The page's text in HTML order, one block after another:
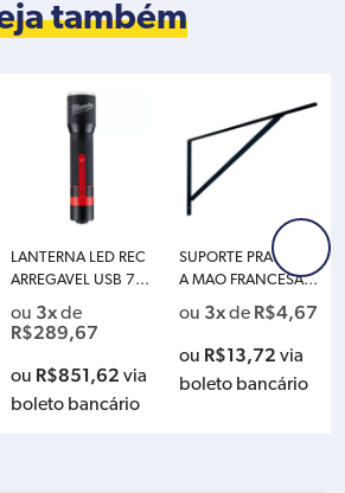
também
LANTERNA LED REC
ARREGAVEL USB 70
0 LUMENS MILWAU
KEE 2110-21
ou 3xde
R$289,67
ou R$851,62 via
boleto bancário
SUPORTE PRATELEIR
A MAO FRANCESA 4
0CM LEVE PRETA PR
ESTO 40727
ou 3xde R$4,67
ou R$13,72 via
boleto bancário